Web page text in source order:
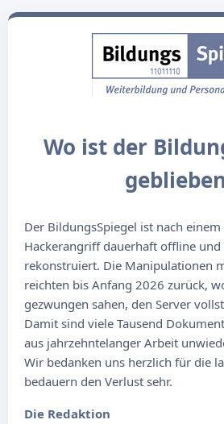
Wo ist der
Der BildungsSpiegel ist nach einem
Hackerangriff dauerhaft offline
rekonstruiert. Die Manipulationen
reichten bis Anfang 2026 zurück,
gezwungen sahen, den Server
Damit sind viele Tausend
aus jahrzehntelanger Arbeit
Wir bedanken uns herzlich für die
bedauern den Verlust sehr.
Die Redaktion